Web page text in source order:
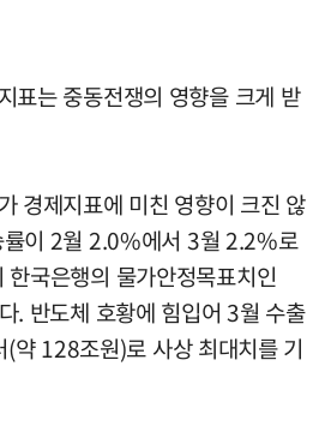
표는 중동전쟁의 영향을 크게 받
경제지표에 미친 영향이 크진 않
률이 2월 2.0%에서 3월 2.2%로
한국은행의 물가안정목표치인
. 반도체 호황에 힘입어 3월 수출
128조원)로 사상 최대치를 기